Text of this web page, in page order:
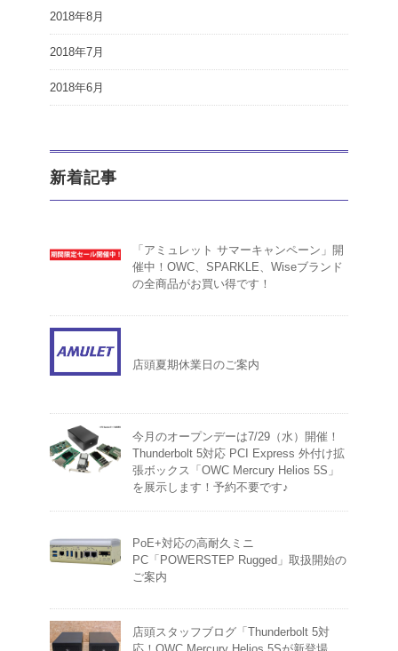
2018年8月
2018年7月
2018年6月
新着記事
「アミュレット サマーキャンペーン」開
催中！OWC、SPARKLE、Wiseブランド
の全商品がお買い得です！
店頭夏期休業日のご案内
今月のオープンデーは7/29（水）開催！
Thunderbolt 5対応 PCI Express 外付け拡
張ボックス「OWC Mercury Helios 5S」
を展示します！予約不要です♪
PoE+対応の高耐久ミニ
PC「POWERSTEP Rugged」取扱開始の
ご案内
店頭スタッフブログ「Thunderbolt 5対